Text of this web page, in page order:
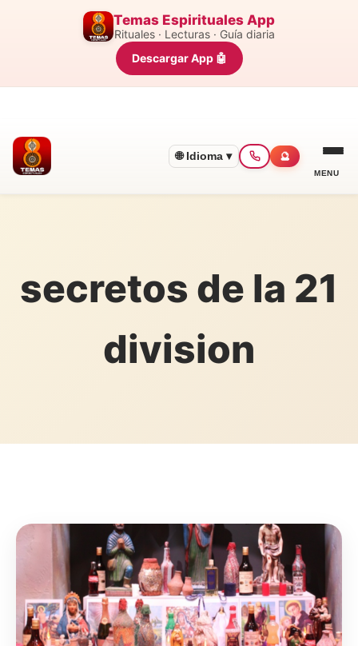
Temas Espirituales App
Rituales · Lecturas · Guía diaria
Descargar App 🤖
🌐 Idioma ▾ 🔮
MENU
secretos de la 21
division